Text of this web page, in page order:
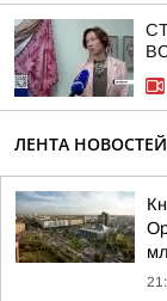
ЛЕНТА НОВОСТЕЙ